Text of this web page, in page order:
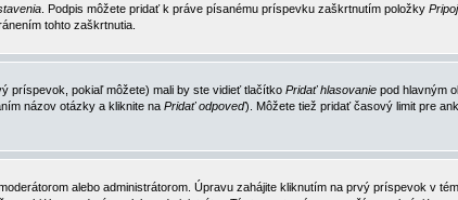
. Podpis môžete pridať k práve písanému príspevku zaškrtnutím položky
tohto zaškrtnutia.
príspevok, pokiaľ môžete) mali by ste vidieť tlačítko Pridať hlasovanie pod hlavným
názov otázky a kliknite na Pridať odpoveď). Môžete tiež pridať časový limit pre
alebo administrátorom. Úpravu zahájite kliknutím na prvý príspevok v